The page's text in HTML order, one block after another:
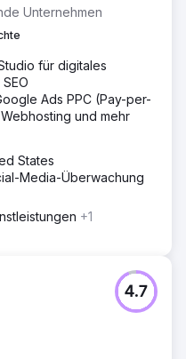
Unternehmen
für digitales
Ads PPC (Pay-per-
und mehr
States
Media-Überwachung
+1
4.7